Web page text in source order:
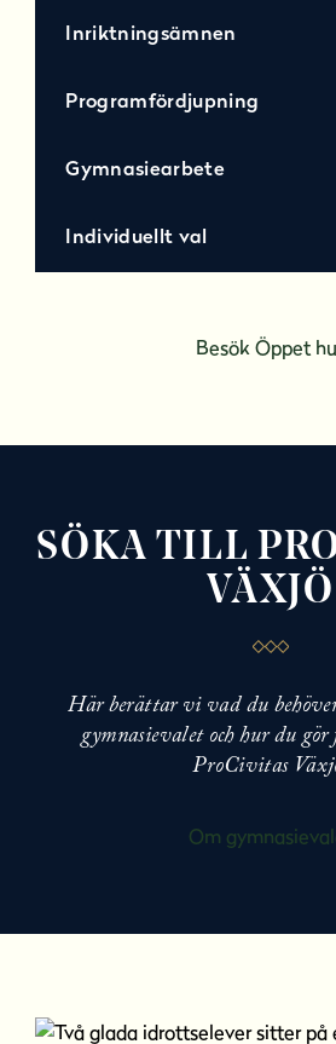
Inriktningsämnen
Programfördjupning
Gymnasiearbete
Individuellt val
Besök Öppet
SÖKA TILL
VÄXJÖ
Här berättar vi vad du
gymnasievalet och hur du
ProCivitas
Om